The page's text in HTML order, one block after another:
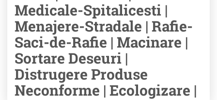
Medicale-Spitalicesti |
Menajere-Stradale | Rafie-
Saci-de-Rafie | Macinare |
Sortare Deseuri |
Distrugere Produse
Neconforme | Ecologizare |